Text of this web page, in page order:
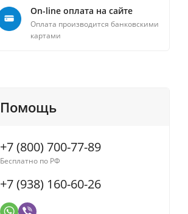
On-line оплата на сайте
Оплата производится банковскими
картами
Помощь
+7 (800) 700-77-89
Бесплатно по РФ
+7 (938) 160-60-26